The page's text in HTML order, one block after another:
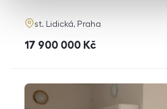
adresa
st. Lidická, Praha
cena
17 900 000 Kč